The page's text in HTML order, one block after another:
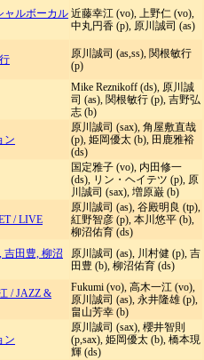
ャルボーカル 近藤幸江 (vo), 上野仁 (vo),
中丸円香 (p), 原川誠司 (as)
原川誠司 (as,ss), 関根敏行
(p)
Mike Reznikoff (ds), 原川誠
司 (as), 関根敏行 (p), 吉野弘
志 (b)
ン
原川誠司 (sax), 角屋敷直哉
(p), 姫岡優太 (b), 田鹿雅裕
(ds)
国定雅子 (vo), 内田修一
(ds), リン・ヘイテツ (p), 原
川誠司 (sax), 増原巌 (b)
/LIVE
原川誠司 (as), 谷殿明良 (tp),
紅野智彦 (p), 本川悠平 (b),
柳沼佑育 (ds)
吉田豊, 柳沼
原川誠司 (as), 川村健 (p), 吉
田豊 (b), 柳沼佑育 (ds)
/JAZZ &
Fukumi (vo), 高木一江 (vo),
原川誠司 (as), 永井隆雄 (p),
畠山芳幸 (b)
ン
原川誠司 (sax), 櫻井智則
(p,sax), 姫岡優太 (b), 橋本現
輝 (ds)